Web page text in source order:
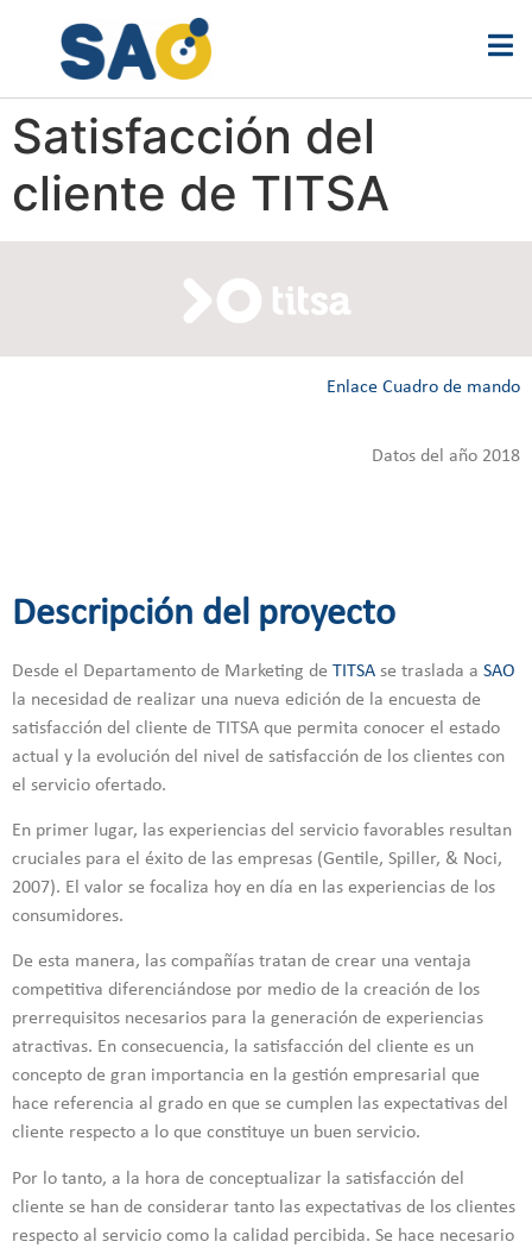
Satisfacción del
cliente de TITSA
Enlace Cuadro de mando
Datos del año 2018
Descripción del proyecto
Desde el Departamento de Marketing de TITSA se traslada a SAO
la necesidad de realizar una nueva edición de la encuesta de
satisfacción del cliente de TITSA que permita conocer el estado
actual y la evolución del nivel de satisfacción de los clientes con
el servicio ofertado.
En primer lugar, las experiencias del servicio favorables resultan
cruciales para el éxito de las empresas (Gentile, Spiller, & Noci,
2007). El valor se focaliza hoy en día en las experiencias de los
consumidores.
De esta manera, las compañías tratan de crear una ventaja
competitiva diferenciándose por medio de la creación de los
prerrequisitos necesarios para la generación de experiencias
atractivas. En consecuencia, la satisfacción del cliente es un
concepto de gran importancia en la gestión empresarial que
hace referencia al grado en que se cumplen las expectativas del
cliente respecto a lo que constituye un buen servicio.
Por lo tanto, a la hora de conceptualizar la satisfacción del
cliente se han de considerar tanto las expectativas de los clientes
respecto al servicio como la calidad percibida. Se hace necesario